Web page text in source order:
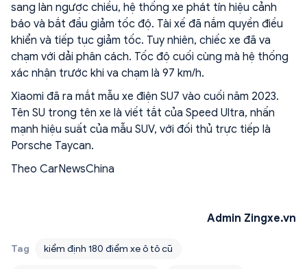
sang làn ngược chiều, hệ thống xe phát tín hiệu cảnh
báo và bắt đầu giảm tốc độ. Tài xế đã nắm quyền điều
khiển và tiếp tục giảm tốc. Tuy nhiên, chiếc xe đã va
chạm với dải phân cách. Tốc độ cuối cùng mà hệ thống
xác nhận trước khi va chạm là 97 km/h.
Xiaomi đã ra mắt mẫu xe điện SU7 vào cuối năm 2023.
Tên SU trong tên xe là viết tắt của Speed Ultra, nhấn
mạnh hiệu suất của mẫu SUV, với đối thủ trực tiếp là
Porsche Taycan.
Theo CarNewsChina
Admin Zingxe.vn
Tag kiểm định 180 điểm xe ô tô cũ